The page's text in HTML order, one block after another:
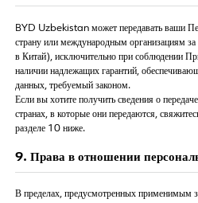
BYD Uzbekistan может передавать ваши
страну или международным организациям
в Китай), исключительно при соблюдении
наличии надлежащих гарантий,
данных, требуемый законом.
Если вы хотите получить сведения о
странах, в которые они передаются,
разделе 10 ниже.
9. Права в отношении
В пределах, предусмотренных применимым